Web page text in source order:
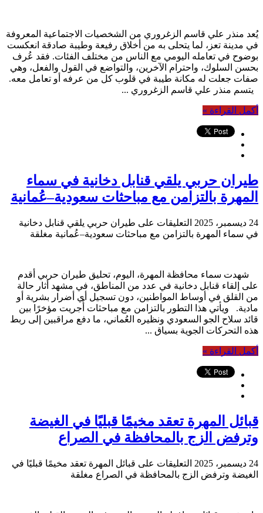
يُعد منذر علي قاسم الزغروري من الشخصيات الاجتماعية المعروفة
في مدينة تعز، لما يتحلى به من أخلاق رفيعة وطيبة صادقة انعكست
بوضوح في تعامله اليومي مع الناس من مختلف الفئات. فقد عُرف
بحسن السلوك، واحترام الآخرين، والتواضع في القول والفعل، وهي
صفات جعلت له مكانة طيبة في قلوب كل من عرفه أو تعامل معه.
يتسم منذر علي قاسم الزغروري ...
أكمل القراءة »
طيران حربي يلقي قنابل دخانية في سماء
المهرة بالتزامن مع مباحثات سعودية–عُمانية
24 ديسمبر، 2025 التعليقات على طيران حربي يلقي قنابل دخانية
في سماء المهرة بالتزامن مع مباحثات سعودية–عُمانية مغلقة
شهدت سماء محافظة المهرة، اليوم، تحليق طيران حربي أقدم
على إلقاء قنابل دخانية في عدد من المناطق، في مشهد أثار حالة
من القلق في أوساط المواطنين، دون تسجيل أي أضرار بشرية أو
مادية. ويأتي هذا التطور بالتزامن مع مباحثات أُجريت مؤخرًا بين
قائد سلاح الجو السعودي ونظيره العُماني، ما دفع مراقبين إلى ربط
هذه التحركات الجوية بسياق ...
أكمل القراءة »
قبائل المهرة تعقد مخيمًا قبليًا في الغيضة
وترفض الزج بالمحافظة في الصراع
24 ديسمبر، 2025 التعليقات على قبائل المهرة تعقد مخيمًا قبليًا في
الغيضة وترفض الزج بالمحافظة في الصراع مغلقة